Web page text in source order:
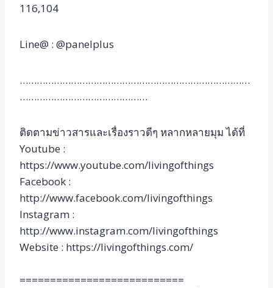
116,104
Line@ : @panelplus
………………………………………………………………………
………………………………………
ติดตามข่าวสารและเรื่องราวดีๆ หลากหลายมุม ได้ที่
Youtube :
https://www.youtube.com/livingofthings
Facebook :
http://www.facebook.com/livingofthings
Instagram :
http://www.instagram.com/livingofthings
Website : https://livingofthings.com/
===========================